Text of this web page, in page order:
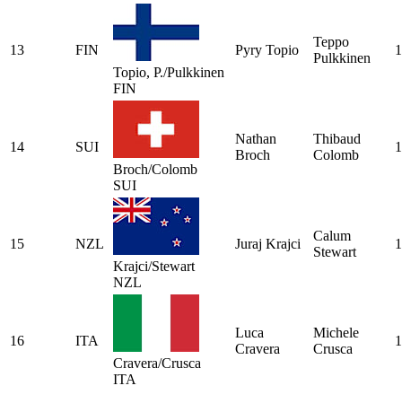
13
FIN
Topio, P./Pulkkinen
FIN
Pyry Topio
Teppo
Pulkkinen
14
SUI
Broch/Colomb
SUI
Nathan
Broch
Thibaud
Colomb
15
NZL
Krajci/Stewart
NZL
Juraj Krajci
Calum
Stewart
16
ITA
Cravera/Crusca
ITA
Luca
Cravera
Michele
Crusca